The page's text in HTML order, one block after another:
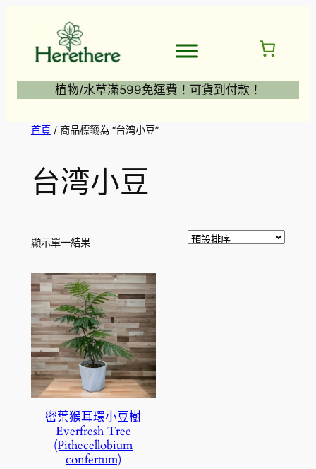
植物/水草滿599免運費！可貨到付款！
首頁/ 商品標籤為 “台湾小豆”
台湾小豆
顯示單一結果
密葉猴耳環小豆樹
Everfresh Tree
(Pithecellobium
confertum)